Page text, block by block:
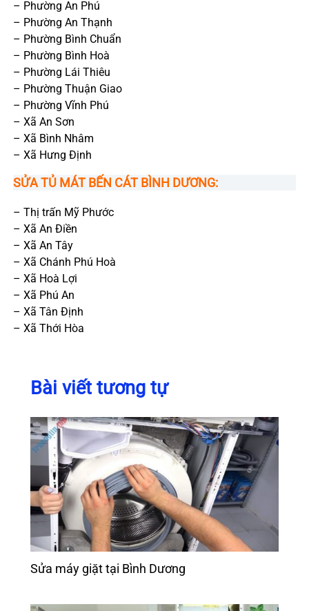
– Phường An Phú
– Phường An Thạnh
– Phường Bình Chuẩn
– Phường Bình Hoà
– Phường Lái Thiêu
– Phường Thuận Giao
– Phường Vĩnh Phú
– Xã An Sơn
– Xã Bình Nhâm
– Xã Hưng Định
SỬA TỦ MÁT BẾN CÁT BÌNH DƯƠNG:
– Thị trấn Mỹ Phước
– Xã An Điền
– Xã An Tây
– Xã Chánh Phú Hoà
– Xã Hoà Lợi
– Xã Phú An
– Xã Tân Định
– Xã Thới Hòa
Bài viết tương tự
Sửa máy giặt tại Bình Dương